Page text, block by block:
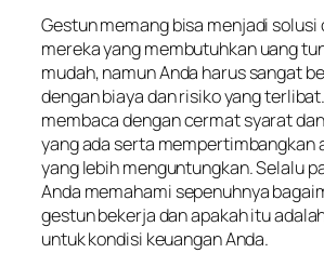
Gestun memang bisa menjadi solusi
mereka yang membutuhkan uang
mudah, namun Anda harus sangat
dengan biaya dan risiko yang
membaca dengan cermat syarat
yang ada serta mempertimbangkan
yang lebih menguntungkan. Selalu
Anda memahami sepenuhnya
gestun bekerja dan apakah itu
untuk kondisi keuangan Anda.